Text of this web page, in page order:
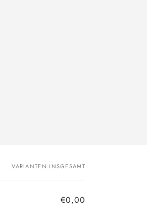
VARIANTEN INSGESAMT
€0,00